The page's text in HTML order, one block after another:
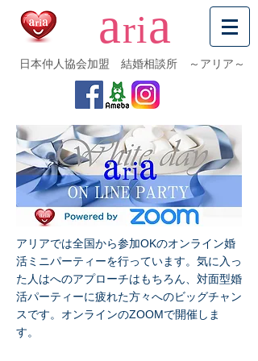
aria
日本仲人協会加盟 結婚相談所 ～アリア～
アリアでは全国から参加OKのオンライン婚
活ミニパーティーを行っています。気に入っ
た人はへのアプローチはもちろん、対面型婚
活パーティーに疲れた方々へのビッグチャン
スです。オンラインのZOOMで開催しま
す。